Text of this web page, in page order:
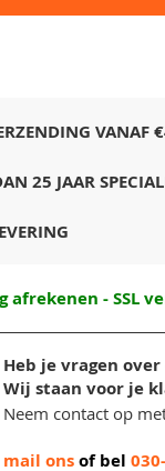
VANAF
25 JAAR
afrekenen - SSL
Heb je vragen
Wij staan voor je
Neem contact op
mail onsof bel